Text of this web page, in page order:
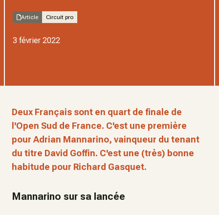
Article Circuit pro
3 février 2022
Deux Français sont en quart de finale de
l'Open Sud de France. C'est une première
pour Adrian Mannarino, vainqueur du tenant
du titre David Goffin. C'est une (très) bonne
habitude pour Richard Gasquet.
Mannarino sur sa lancée